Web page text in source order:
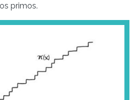
primos.